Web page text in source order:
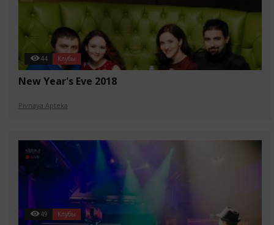
44 Клубы
New Year's Eve 2018
Pivnaya Apteka
49 Клубы